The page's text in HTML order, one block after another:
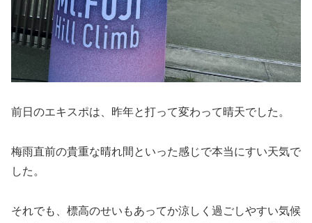
前日のエキスポは、昨年と打って変わって晴天でした。
梅雨直前の貴重な晴れ間といった感じで本当にすい天気で
した。
それでも、標高のせいもあってか涼しく過ごしやすい気候